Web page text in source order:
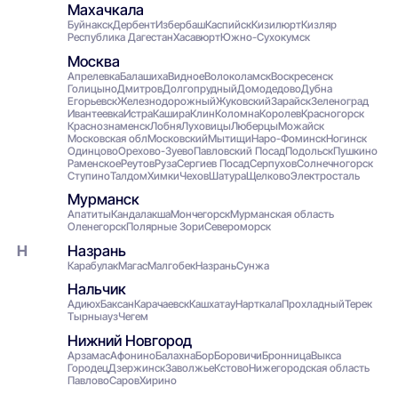
Махачкала
БуйнакскДербентИзбербашКаспийскКизилюртКизляр
Республика ДагестанХасавюртЮжно-Сухокумск
Москва
АпрелевкаБалашихаВидноеВолоколамскВоскресенск
ГолицыноДмитровДолгопрудныйДомодедовоДубна
ЕгорьевскЖелезнодорожныйЖуковскийЗарайскЗеленоград
ИвантеевкаИстраКашираКлинКоломнаКоролевКрасногорск
КраснознаменскЛобняЛуховицыЛюберцыМожайск
Московская облМосковскийМытищиНаро-ФоминскНогинск
ОдинцовоОрехово-ЗуевоПавловский ПосадПодольскПушкино
РаменскоеРеутовРузаСергиев ПосадСерпуховСолнечногорск
СтупиноТалдомХимкиЧеховШатураЩелковоЭлектросталь
Мурманск
АпатитыКандалакшаМончегорскМурманская область
ОленегорскПолярные ЗориСевероморск
Назрань
КарабулакМагасМалгобекНазраньСунжа
Нальчик
АдиюхБаксанКарачаевскКашхатауНарткалаПрохладныйТерек
ТырныаузЧегем
Нижний Новгород
АрзамасАфониноБалахнаБорБоровичиБронницаВыкса
ГородецДзержинскЗаволжьеКстовоНижегородская область
ПавловоСаровХирино